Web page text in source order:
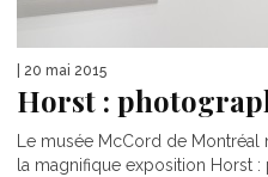
| 20 mai 2015
Horst :
Le musée McCord de Montréal
la magnifique exposition Horst :